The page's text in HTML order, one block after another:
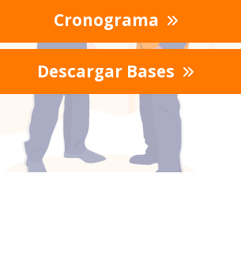
Cronograma
Descargar Bases